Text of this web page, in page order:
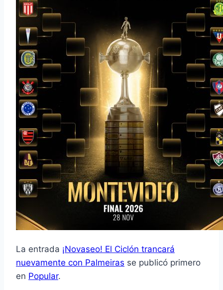
La entrada ¡Novaseo! El Ciclón trancará
nuevamente con Palmeiras se publicó primero
en Popular.